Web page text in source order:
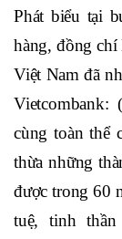
và hiệu quả
hóa các mục
thế hệ đi
nước và nhân
Phát biểu tại
hàng, đồng
Việt Nam đã